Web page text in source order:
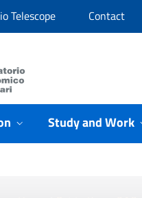
Telescope Contact
Study and Work